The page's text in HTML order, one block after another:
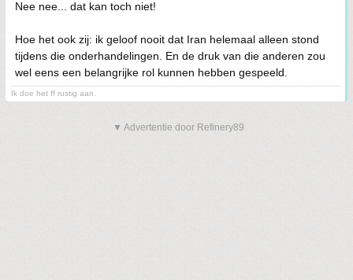
Nee nee... dat kan toch niet!
Hoe het ook zij: ik geloof nooit dat Iran helemaal alleen stond
tijdens die onderhandelingen. En de druk van die anderen zou
wel eens een belangrijke rol kunnen hebben gespeeld.
Ik doe het ff rustig aan.
▼ Advertentie door Refinery89